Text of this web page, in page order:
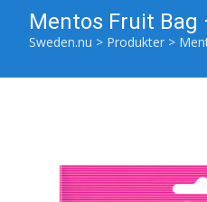
Mentos Fruit Bag
Sweden.nu > Produkter >